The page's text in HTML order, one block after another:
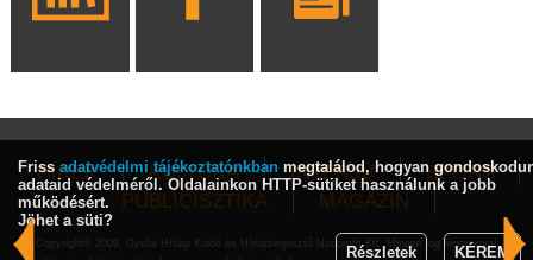
HÍREK KULTÚRA INTERJÚ
SPORT
PUBLICISZTIKA
MAGAZIN
Copyright© 2009, Gyulai Hírlap Kiadó és Hírlapterjesztő Nonprofit Kft. Minden jog fenntartva!
Friss adatvédelmi tájékoztatónkban megtalálod, hogyan
adataid védelméről. Oldalainkon HTTP-sütiket használunk a jobb
működésért.
Jöhet a süti?
Részletek
KÉREM